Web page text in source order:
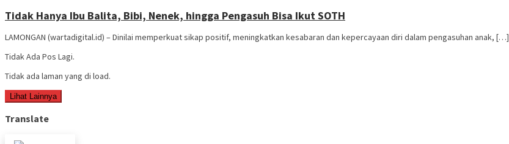
Tidak Hanya Ibu Balita, Bibi, Nenek, hingga Pengasuh Bisa Ikut SOTH
LAMONGAN (wartadigital.id) – Dinilai memperkuat sikap positif, meningkatkan kesabaran dan kepercayaan diri dalam pengasuhan anak, […]
Tidak Ada Pos Lagi.
Tidak ada laman yang di load.
Lihat Lainnya
Translate